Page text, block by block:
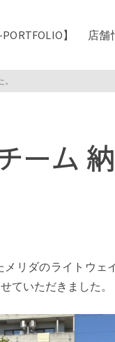
PORTFOLIO】 店舗
ーム
リダのライトウェ
ていただきました。